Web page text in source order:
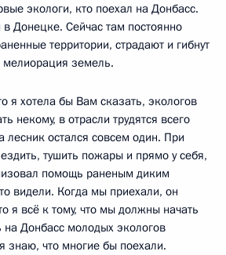
экологи, кто поехал на Донбасс.
Донецке. Сейчас там постоянно
территории, страдают и гибнут
земель.
я хотела бы Вам сказать, экологов
некому, в отрасли трудятся всего
лесник остался совсем один. При
тушить пожары и прямо у себя,
помощь раненым диким
видели. Когда мы приехали, он
я всё к тому, что мы должны начать
на Донбасс молодых экологов
знаю, что многие бы поехали.